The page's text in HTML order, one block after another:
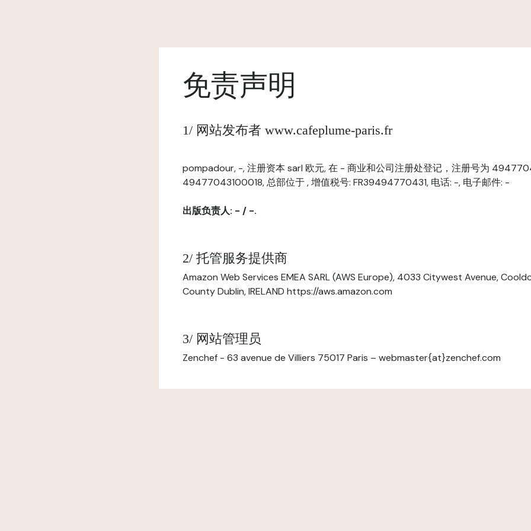
免责声明
1/ 网站发布者 www.cafeplume-paris.fr
pompadour, -, 注册资本 sarl 欧元, 在 - 商业和公司注册处登记，注册号为
49477043100018, 总部位于 , 增值税号: FR39494770431, 电话: -, 电子邮件: -
出版负责人: - / -.
2/ 托管服务提供商
Amazon Web Services EMEA SARL (AWS Europe), 4033 Citywest Avenue,
County Dublin, IRELAND https://aws.amazon.com
3/ 网站管理员
Zenchef - 63 avenue de Villiers 75017 Paris – webmaster{at}zenchef.com